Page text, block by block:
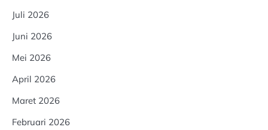
Juli 2026
Juni 2026
Mei 2026
April 2026
Maret 2026
Februari 2026